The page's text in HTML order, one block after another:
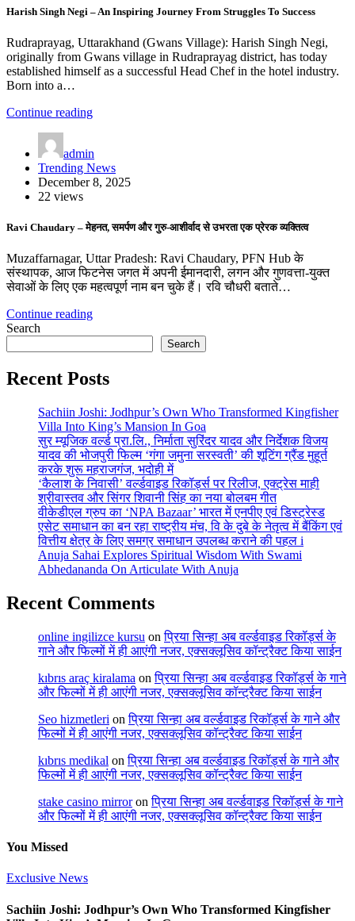
Harish Singh Negi – An Inspiring Journey From Struggles To Success
Rudraprayag, Uttarakhand (Gwans Village): Harish Singh Negi,
originally from Gwans village in Rudraprayag district, has today
established himself as a successful Head Chef in the hotel industry.
Born into a…
Continue reading
admin
Trending News
December 8, 2025
22 views
Ravi Chaudary – मेहनत, समर्पण और गुरु-आशीर्वाद से उभरता एक प्रेरक व्यक्तित्व
Muzaffarnagar, Uttar Pradesh: Ravi Chaudary, PFN Hub के
संस्थापक, आज फिटनेस जगत में अपनी ईमानदारी, लगन और गुणवत्ता-युक्त
सेवाओं के लिए एक महत्वपूर्ण नाम बन चुके हैं। रवि चौधरी बताते…
Continue reading
Search
Search
Recent Posts
Sachiin Joshi: Jodhpur’s Own Who Transformed Kingfisher
Villa Into King’s Mansion In Goa
सुर म्यूजिक वर्ल्ड प्रा.लि., निर्माता सुरिंदर यादव और निर्देशक विजय
यादव की भोजपुरी फिल्म ‘गंगा जमुना सरस्वती’ की शूटिंग ग्रैंड मुहूर्त
करके शुरू महराजगंज, भदोही में
‘कैलाश के निवासी’ वर्ल्डवाइड रिकॉर्ड्स पर रिलीज, एक्ट्रेस माही
श्रीवास्तव और सिंगर शिवानी सिंह का नया बोलबम गीत
वीकेडीएल ग्रुप का ‘NPA Bazaar’ भारत में एनपीए एवं डिस्ट्रेस्ड
एसेट समाधान का बन रहा राष्ट्रीय मंच, वि के दुबे के नेतृत्व में बैंकिंग एवं
वित्तीय क्षेत्र के लिए समग्र समाधान उपलब्ध कराने की पहल i
Anuja Sahai Explores Spiritual Wisdom With Swami
Abhedananda On Articulate With Anuja
Recent Comments
online ingilizce kursu onप्रिया सिन्हा अब वर्ल्डवाइड रिकॉर्ड्स के
गाने और फिल्मों में ही आएंगी नजर, एक्सक्लूसिव कॉन्ट्रैक्ट किया साईन
kıbrıs araç kiralama onप्रिया सिन्हा अब वर्ल्डवाइड रिकॉर्ड्स के गाने
और फिल्मों में ही आएंगी नजर, एक्सक्लूसिव कॉन्ट्रैक्ट किया साईन
Seo hizmetleri onप्रिया सिन्हा अब वर्ल्डवाइड रिकॉर्ड्स के गाने और
फिल्मों में ही आएंगी नजर, एक्सक्लूसिव कॉन्ट्रैक्ट किया साईन
kıbrıs medikal onप्रिया सिन्हा अब वर्ल्डवाइड रिकॉर्ड्स के गाने और
फिल्मों में ही आएंगी नजर, एक्सक्लूसिव कॉन्ट्रैक्ट किया साईन
stake casino mirroronप्रिया सिन्हा अब वर्ल्डवाइड रिकॉर्ड्स के गाने
और फिल्मों में ही आएंगी नजर, एक्सक्लूसिव कॉन्ट्रैक्ट किया साईन
You Missed
Exclusive News
Sachiin Joshi: Jodhpur’s Own Who Transformed Kingfisher